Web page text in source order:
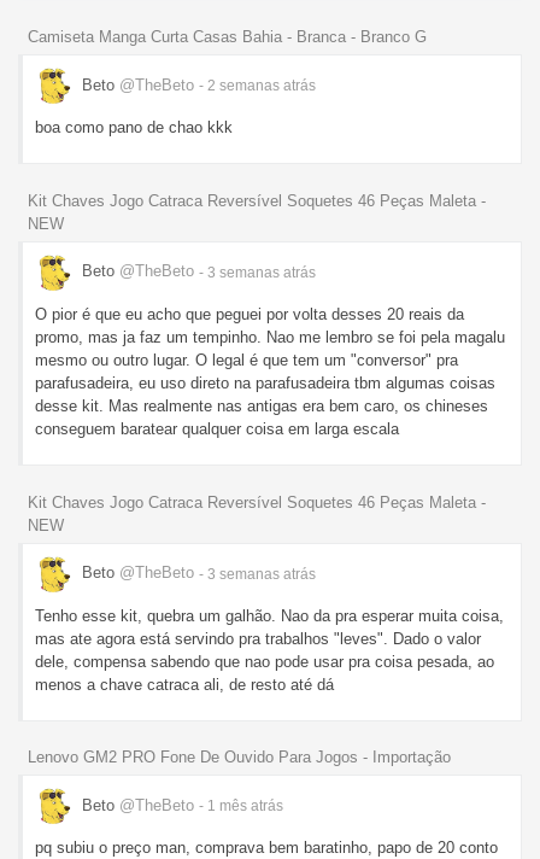
Camiseta Manga Curta Casas Bahia - Branca - Branco G
Beto @TheBeto - 2 semanas atrás
boa como pano de chao kkk
Kit Chaves Jogo Catraca Reversível Soquetes 46 Peças Maleta -
NEW
Beto @TheBeto - 3 semanas atrás
O pior é que eu acho que peguei por volta desses 20 reais da
promo, mas ja faz um tempinho. Nao me lembro se foi pela magalu
mesmo ou outro lugar. O legal é que tem um "conversor" pra
parafusadeira, eu uso direto na parafusadeira tbm algumas coisas
desse kit. Mas realmente nas antigas era bem caro, os chineses
conseguem baratear qualquer coisa em larga escala
Kit Chaves Jogo Catraca Reversível Soquetes 46 Peças Maleta -
NEW
Beto @TheBeto - 3 semanas atrás
Tenho esse kit, quebra um galhão. Nao da pra esperar muita coisa,
mas ate agora está servindo pra trabalhos "leves". Dado o valor
dele, compensa sabendo que nao pode usar pra coisa pesada, ao
menos a chave catraca ali, de resto até dá
Lenovo GM2 PRO Fone De Ouvido Para Jogos - Importação
Beto @TheBeto - 1 mês atrás
pq subiu o preço man, comprava bem baratinho, papo de 20 conto